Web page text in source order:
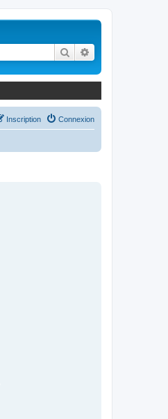
Rechercher
Connexion
Inscription